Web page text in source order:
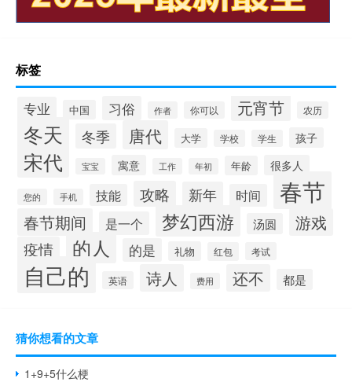
标签
专业 中国 习俗 作者 你可以 元宵节 农历
冬天 冬季 唐代 大学 学校 学生 孩子
宋代 宝宝 寓意 工作 年初 年龄 很多人
您的 手机 技能 攻略 新年 时间 春节
春节期间 是一个 梦幻西游 汤圆 游戏
疫情 的人 的是 礼物 红包 考试
自己的 英语 诗人 费用 还不 都是
猜你想看的文章
1+9+5什么梗